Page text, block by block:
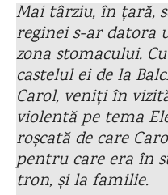
Mai târziu, în țară,
reginei s-ar datora
zona stomacului.
castelul ei de la
Carol, veniți în
violentă pe tema
roșcată de care
pentru care era în
tron, și la familie.